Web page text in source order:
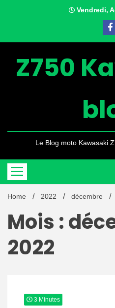
Vendredi,
Z750
Le Blog moto Kawasaki
Home 2022 décembre
Mois :
2022
3 Minutes